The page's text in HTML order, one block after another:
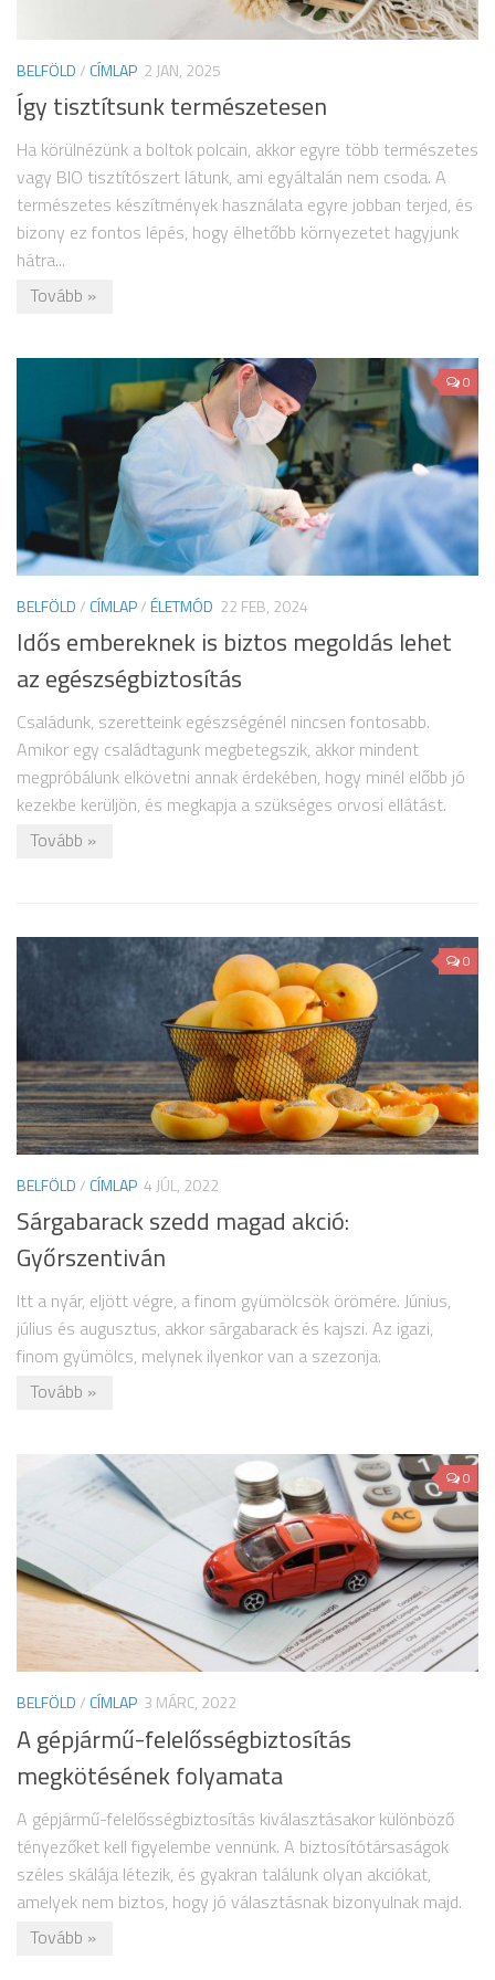
BELFÖLD/ CÍMLAP 2 JAN, 2025
Így tisztítsunk természetesen
Ha körülnézünk a boltok polcain, akkor egyre több természetes
vagy BIO tisztítószert látunk, ami egyáltalán nem csoda. A
természetes készítmények használata egyre jobban terjed, és
bizony ez fontos lépés, hogy élhetőbb környezetet hagyjunk
hátra...
Tovább »
0
BELFÖLD/ CÍMLAP/ÉLETMÓD 22 FEB, 2024
Idős embereknek is biztos megoldás lehet
az egészségbiztosítás
Családunk, szeretteink egészségénél nincsen fontosabb.
Amikor egy családtagunk megbetegszik, akkor mindent
megpróbálunk elkövetni annak érdekében, hogy minél előbb jó
kezekbe kerüljön, és megkapja a szükséges orvosi ellátást.
Tovább »
0
BELFÖLD/ CÍMLAP 4 JÚL, 2022
Sárgabarack szedd magad akció:
Győrszentiván
Itt a nyár, eljött végre, a finom gyümölcsök örömére. Június,
július és augusztus, akkor sárgabarack és kajszi. Az igazi,
finom gyümölcs, melynek ilyenkor van a szezonja.
Tovább »
0
BELFÖLD/ CÍMLAP 3 MÁRC, 2022
A gépjármű-felelősségbiztosítás
megkötésének folyamata
A gépjármű-felelősségbiztosítás kiválasztásakor különböző
tényezőket kell figyelembe vennünk. A biztosítótársaságok
széles skálája létezik, és gyakran találunk olyan akciókat,
amelyek nem biztos, hogy jó választásnak bizonyulnak majd.
Tovább »